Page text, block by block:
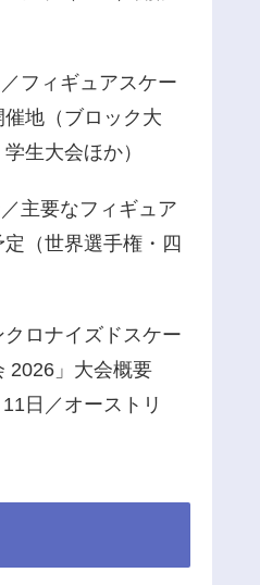
フィギュアスケー
催地（ブロック大
生大会ほか）
主要なフィギュア
（世界選手権・四
ロナイズドスケー
2026」大会概要
日／オーストリ